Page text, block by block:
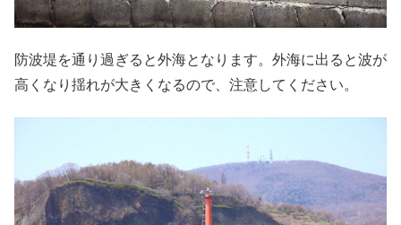
防波堤を通り過ぎると外海となります。外海に出ると波が
高くなり揺れが大きくなるので、注意してください。